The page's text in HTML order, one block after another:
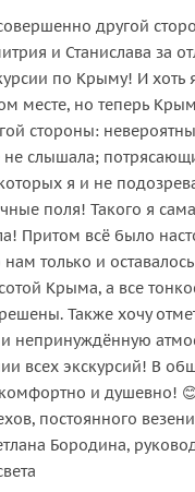
другой
и Станислава за
по Крыму! И хоть
месте, но теперь
стороны:
слышала;
я и не
поля! Такого я
Притом всё было
только и
Крыма, а все
Также хочу
непринуждённую
всех экскурсий! В
и душевно!
постоянного
Бородина,